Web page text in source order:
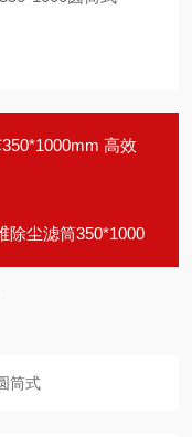
高效
除尘滤筒350*1000